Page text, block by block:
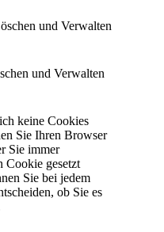
und Verwalten
und Verwalten
keine Cookies
Sie Ihren Browser
Sie immer
Cookie gesetzt
Sie bei jedem
ob Sie es